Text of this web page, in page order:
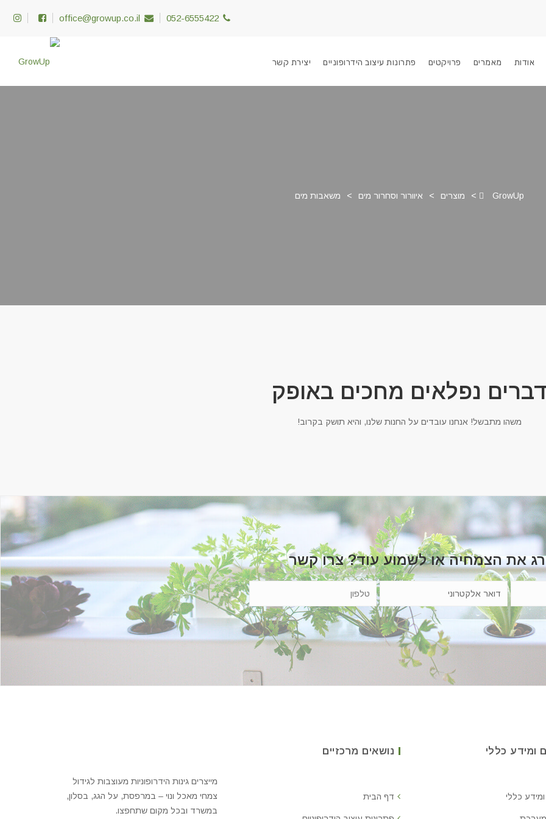
office@growup.co.il 052-6555422
אודות מאמרים פרויקטים פתרונות עיצוב הידרופוניים יצירת קשר
GrowUp
> מוצרים > איוורור וסחרור מים > משאבות מים
נפלאים מחכים באופק
משהו מתבשל! אנחנו עובדים על החנות שלנו, והיא תושק בקרוב!
את הצמחיה או לשמוע עוד? צרו קשר
ומידע כללי
כללי
נושאים מרכזיים
דף הבית
מייצרים גינות הידרופוניות מעוצבות לגידול
צמחי מאכל ונוי – במרפסת, על הגג, בסלון,
במשרד ובכל מקום שתחפצו.